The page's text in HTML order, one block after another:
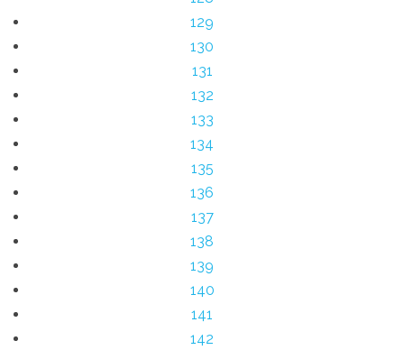
129
130
131
132
133
134
135
136
137
138
139
140
141
142